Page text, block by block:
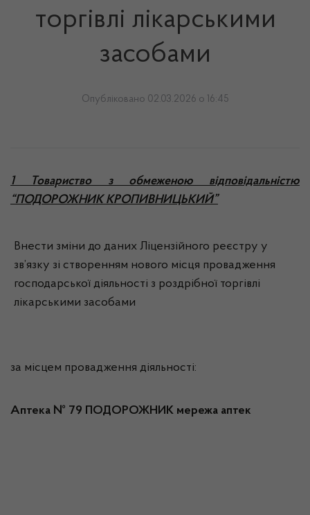
торгівлі лікарськими
засобами
Опубліковано 02.03.2026 о 16:45
1 Товариство з обмеженою відповідальністю
“ПОДОРОЖНИК КРОПИВНИЦЬКИЙ”
Внести зміни до даних Ліцензійного реєстру у
зв’язку зі створенням нового місця провадження
господарської діяльності з роздрібної торгівлі
лікарськими засобами
за місцем провадження діяльності:
Аптека № 79 ПОДОРОЖНИК мережа аптек